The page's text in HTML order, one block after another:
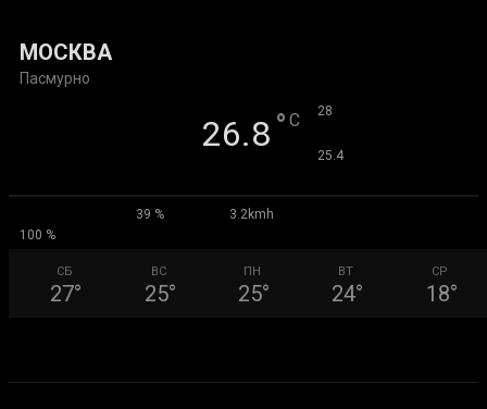
МОСКВА
Пасмурно
26.8 ° C 28
25.4
39 %
3.2kmh
100 %
СБ
27°
ВС
25°
ПН
25°
ВТ
24°
СР
18°